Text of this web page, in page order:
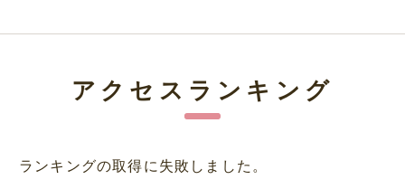
アクセスランキング
ランキングの取得に失敗しました。